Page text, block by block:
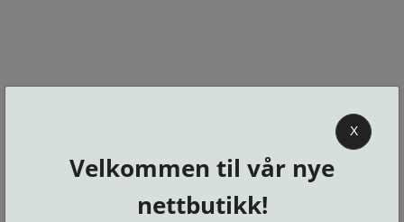
BA OPTIKK
KJØPSVILKÅR
X
Velkommen til vår nye
nettbutikk!